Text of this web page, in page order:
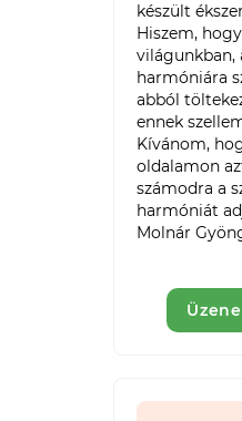
készült
Hiszem,
világunkban,
harmóniára
abból
ennek
Kívánom,
oldalamon
számodra a
harmóniát
Molnár